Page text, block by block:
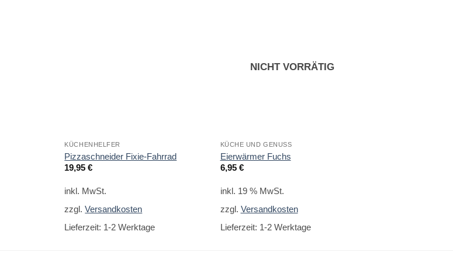
KÜCHENHELFER
Pizzaschneider Fixie-Fahrrad
19,95€
inkl. MwSt.
zzgl.Versandkosten
Lieferzeit: 1-2 Werktage
NICHT VORRÄTIG
KÜCHE UND GENUSS
Eierwärmer Fuchs
6,95 €
inkl. 19 % MwSt.
zzgl. Versandkosten
Lieferzeit: 1-2 Werktage